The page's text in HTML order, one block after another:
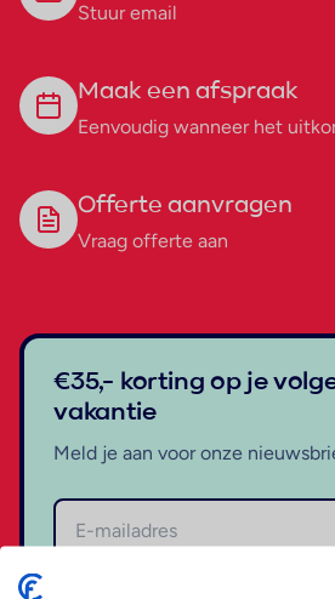
Stuur email
Maak een afspraak
Eenvoudig wanneer het
Offerte aanvragen
Vraag offerte aan
€35,- korting op je
vakantie
Meld je aan voor onze